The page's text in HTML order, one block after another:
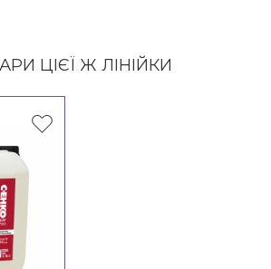
ЦІЄЇ Ж ЛІНІЙКИ